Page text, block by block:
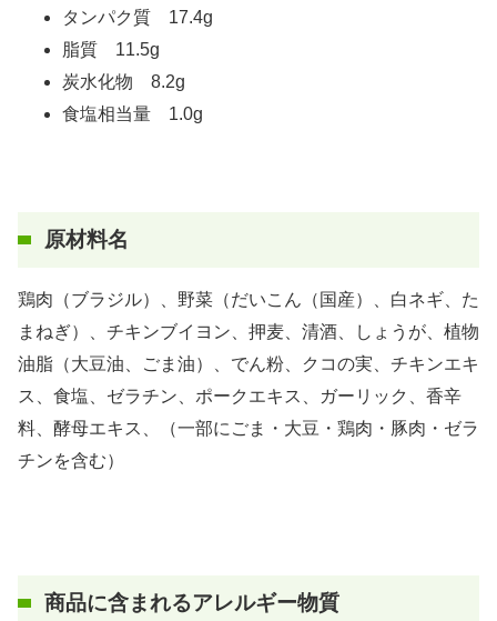
タンパク質 17.4g
脂質 11.5g
炭水化物 8.2g
食塩相当量 1.0g
原材料名
鶏肉（ブラジル）、野菜（だいこん（国産）、白ネギ、た
まねぎ）、チキンブイヨン、押麦、清酒、しょうが、植物
油脂（大豆油、ごま油）、でん粉、クコの実、チキンエキ
ス、食塩、ゼラチン、ポークエキス、ガーリック、香辛
料、酵母エキス、（一部にごま・大豆・鶏肉・豚肉・ゼラ
チンを含む）
商品に含まれるアレルギー物質